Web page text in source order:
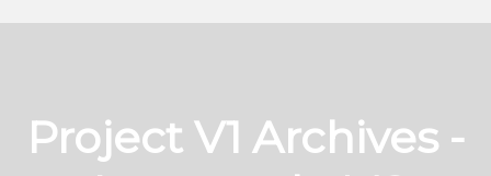
Project V1 Archives -